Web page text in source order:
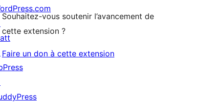
Souhaitez-vous soutenir l’avancement de
cette extension ?
Faire un don à cette extension